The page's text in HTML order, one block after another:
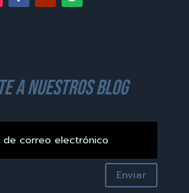
a nuestros blog
Enviar